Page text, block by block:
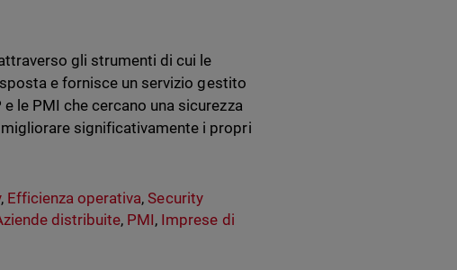
gli strumenti di cui le
e fornisce un servizio gestito
le PMI che cercano una sicurezza
significativamente i propri
, Efficienza operativa,Security
distribuite, PMI, Imprese di